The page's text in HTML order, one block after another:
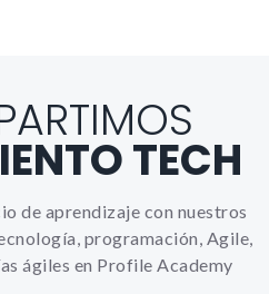
TECH
de aprendizaje con nuestros
programación, Agile,
ágiles en Profile Academy
base a cómo la
usas.
_ga | _gid |
_hjSession |
_hjSessionUser